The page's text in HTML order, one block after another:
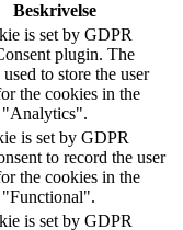
Beskrivelse
is set by GDPR
plugin. The
to store the user
the cookies in the
"Analytics".
is set by GDPR
to record the user
the cookies in the
"Functional".
is set by GDPR